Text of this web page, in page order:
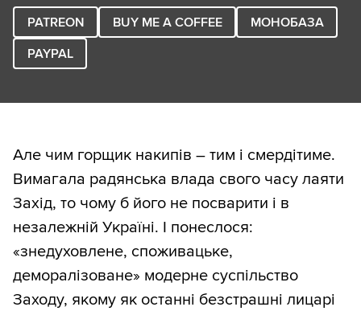
PATREON BUY ME A COFFEE
МОНОБАЗА
PAYPAL
Але чим горщик накипів – тим і смердітиме.
Вимагала радянська влада свого часу лаяти
Захід, то чому б його не посварити і в
незалежній Україні. І понеслося:
«знедуховлене, споживацьке,
деморалізоване» модерне суспільство
Заходу, якому як останні безстрашні лицарі